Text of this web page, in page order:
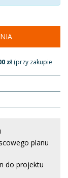
zł (przy zakupie
planu
do projektu